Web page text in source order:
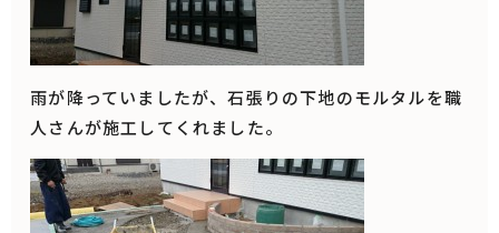
雨が降っていましたが、石張りの下地のモルタルを職
人さんが施工してくれました。